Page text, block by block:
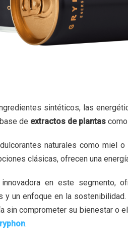
sintéticos, las
de extractos de plantas
naturales como miel
clásicas, ofrecen una
innovadora en este segmento,
y un enfoque en la
sin comprometer su bienestar o
.